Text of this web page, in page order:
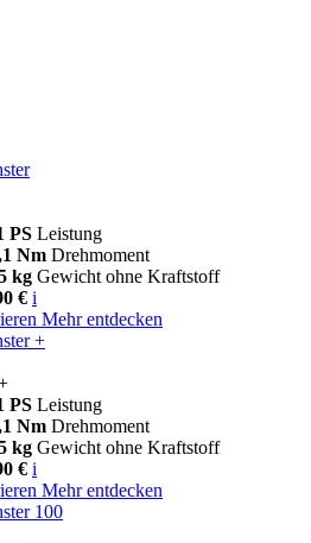
PS Leistung
Nm Drehmoment
kg Gewicht ohne Kraftstoff
€ i
Mehr entdecken
+
PS Leistung
Nm Drehmoment
kg Gewicht ohne Kraftstoff
€ i
Mehr entdecken
100